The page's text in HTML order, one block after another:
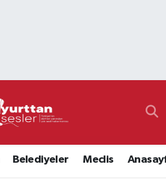
Belediyeler Meclis
ve Fikstür